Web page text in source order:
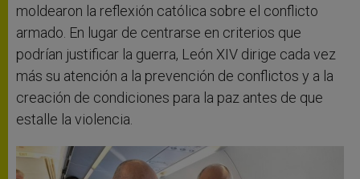
moldearon la reflexión católica sobre el conflicto
armado. En lugar de centrarse en criterios que
podrían justificar la guerra, León XIV dirige cada vez
más su atención a la prevención de conflictos y a la
creación de condiciones para la paz antes de que
estalle la violencia.